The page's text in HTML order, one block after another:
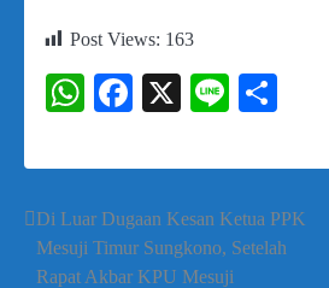
Post Views: 163
WhatsApp
Facebook
X Line
Navigasi
pos
Di Luar Dugaan Kesan Ketua PPK
Mesuji Timur Sungkono, Setelah
Rapat Akbar KPU Mesuji